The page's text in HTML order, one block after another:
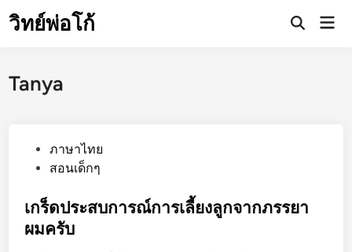
toวิทย์พ่อโก้
Open
Tanya
t
e
ภาษาไทย
สอนเด็กๆ
เกร็ดประสบการณ์การเลี้ยงลูกจากภรรยา
ผมครับ